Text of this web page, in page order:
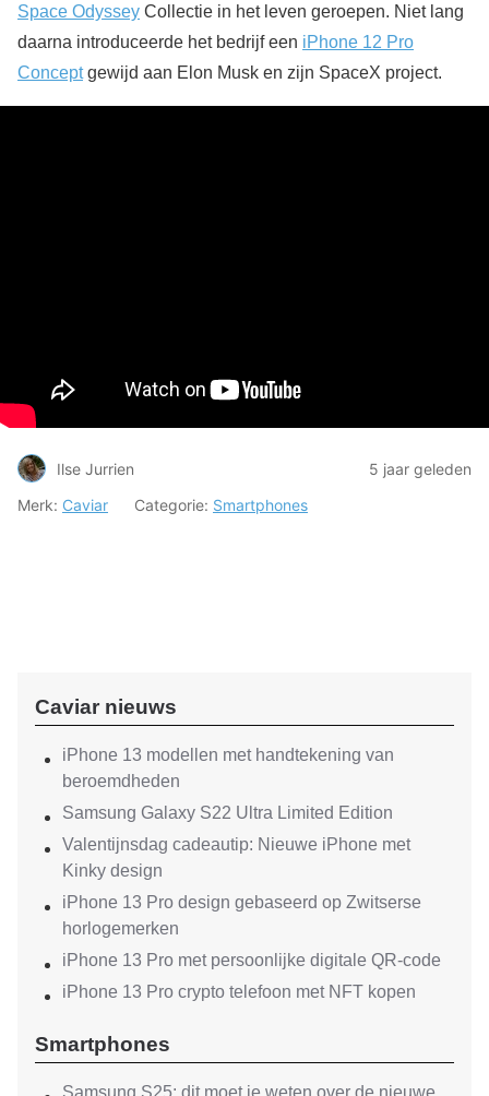
Space Odyssey Collectie in het leven geroepen. Niet lang
daarna introduceerde het bedrijf een iPhone 12 Pro
Conceptgewijd aan Elon Musk en zijn SpaceX project.
Ilse Jurrien
5 jaar geleden
Merk: Caviar Categorie: Smartphones
Caviar nieuws
iPhone 13 modellen met handtekening van
beroemdheden
Samsung Galaxy S22 Ultra Limited Edition
Valentijnsdag cadeautip: Nieuwe iPhone met
Kinky design
iPhone 13 Pro design gebaseerd op Zwitserse
horlogemerken
iPhone 13 Pro met persoonlijke digitale QR-code
iPhone 13 Pro crypto telefoon met NFT kopen
Smartphones
Samsung S25: dit moet je weten over de nieuwe